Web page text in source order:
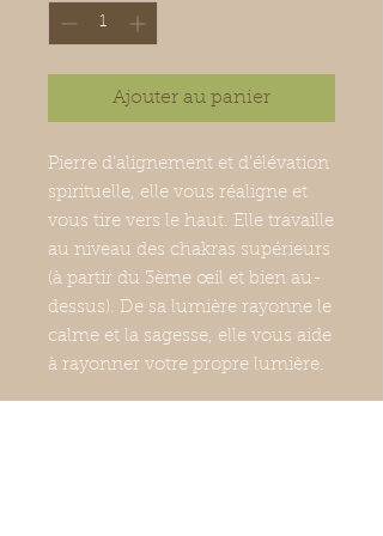
Ajouter au panier
Pierre d’alignement et d’élévation
spirituelle, elle vous réaligne et
vous tire vers le haut. Elle travaille
au niveau des chakras supérieurs
(à partir du 3ème œil et bien au-
dessus). De sa lumière rayonne le
calme et la sagesse, elle vous aide
à rayonner votre propre lumière.